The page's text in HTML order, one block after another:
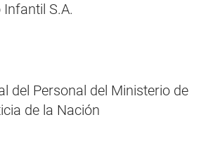
S.A.
del Personal del Ministerio de
de la Nación